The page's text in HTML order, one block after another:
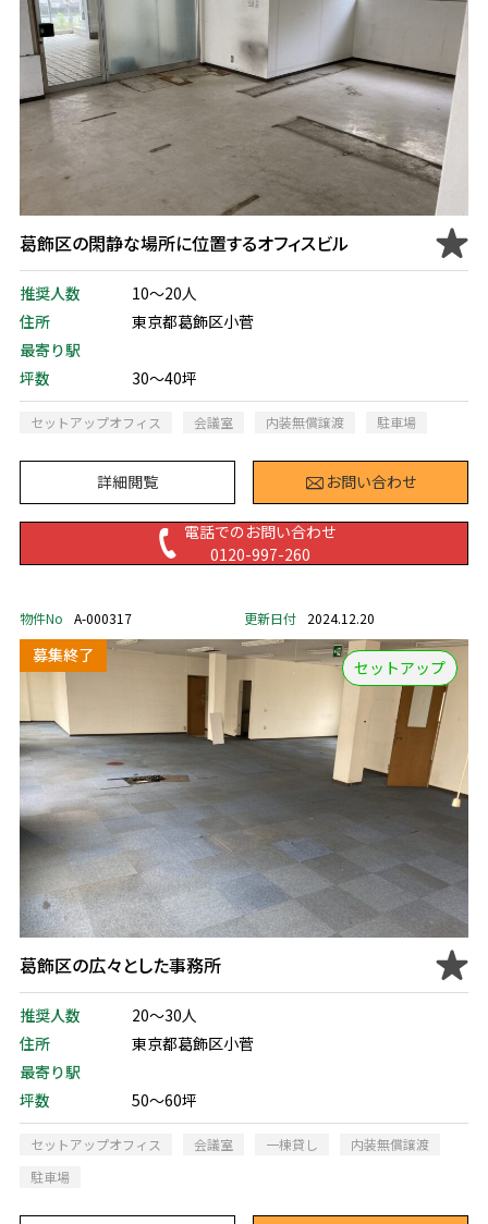
葛飾区の閑静な場所に位置するオフィスビル
推奨人数
10～20人
住所
東京都葛飾区小菅
最寄り駅
坪数
30～40坪
セットアップオフィス 会議室 内装無償譲渡 駐車場
詳細閲覧 お問い合わせ
電話でのお問い合わせ
0120-997-260
物件No A-000317 更新日付 2024.12.20
セットアップ
葛飾区の広々とした事務所
推奨人数
20～30人
住所
東京都葛飾区小菅
最寄り駅
坪数
50～60坪
セットアップオフィス 会議室 一棟貸し
内装無償譲渡
駐車場